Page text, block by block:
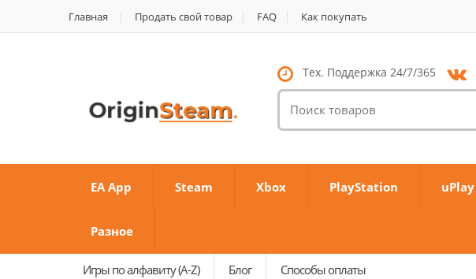
Главная Продать свой товар FAQ Как покупать
Тех. Поддержка 24/7/365
Поиск
товаров:
EA App Steam Xbox PlayStation uPlay
Разное
Игры по алфавиту (A-Z) Блог Способы оплаты